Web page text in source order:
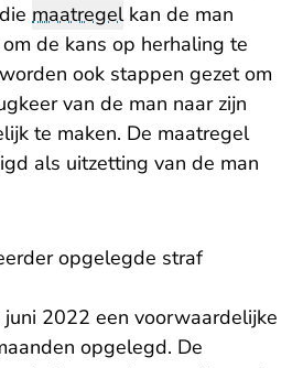
maatregelkan de man
de kans op herhaling te
ook stappen gezet om
van de man naar zijn
te maken. De maatregel
als uitzetting van de man
opgelegde straf
2022 een voorwaardelijke
opgelegd. De